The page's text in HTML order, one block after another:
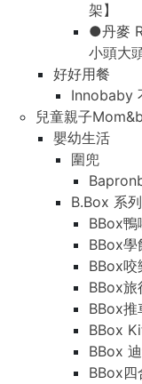
架】
●丹麥
小頭大
好好用餐
Innobaby
兒童親子
嬰幼生活
圍兜
B.Box 系列
BBox鴨
BBox學
BBox咬
BBox旅
BBox推
BBox
BBox
BBox四